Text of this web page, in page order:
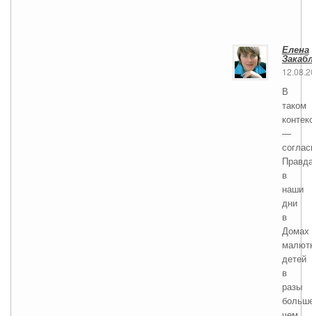
Елена
В
таком
—
в
наши
дни
в
Домах
детей
в
разы